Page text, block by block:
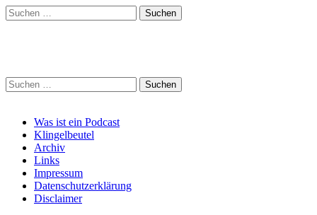
Suchen
nach:
Suchen
nach:
Main
menu
Skip
content
Was ist ein Podcast
Klingelbeutel
Archiv
Links
Impressum
Datenschutzerklärung
Disclaimer